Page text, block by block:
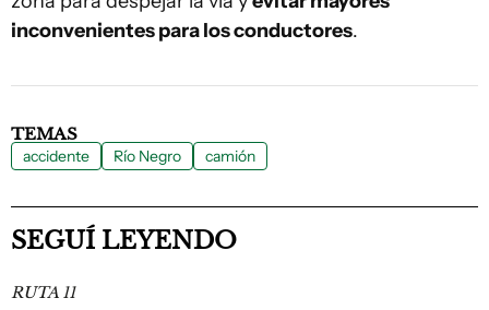
inconvenientes para los conductores.
TEMAS
accidente Río Negro camión
SEGUÍ LEYENDO
RUTA 11